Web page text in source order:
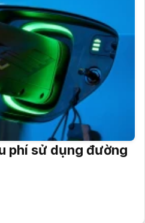
phí sử dụng đường